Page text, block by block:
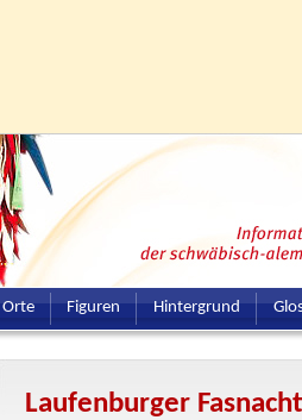
Orte Figuren Hintergrund
Laufenburger Fasnacht